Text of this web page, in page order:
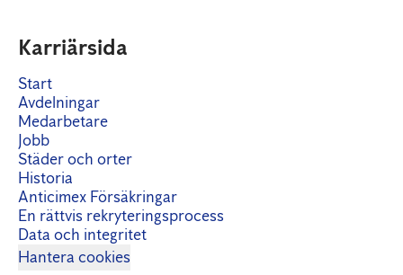
Karriärsida
Start
Avdelningar
Medarbetare
Jobb
Städer och orter
Historia
Anticimex Försäkringar
En rättvis rekryteringsprocess
Data och integritet
Hantera cookies